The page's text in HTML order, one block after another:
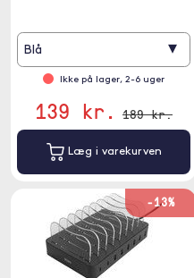
Blå ▾
Ikke på lager, 2-6 uger
139 kr. 189 kr.
Læg i varekurven
-13%